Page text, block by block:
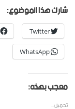
شارك هذا الموضوع:
Twitter
WhatsApp
معجب بهذه:
تحميل...